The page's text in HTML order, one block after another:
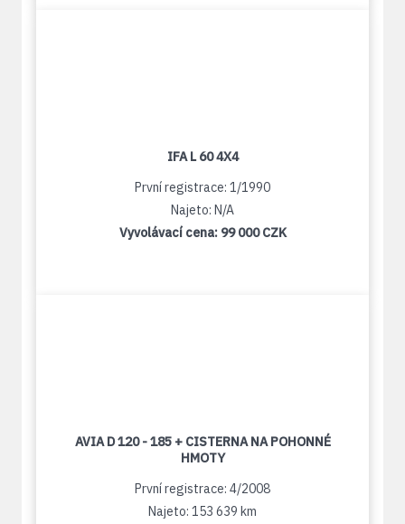
IFA L 60 4X4
První registrace: 1/1990
Najeto: N/A
Vyvolávací cena: 99 000 CZK
AVIA D 120 - 185 + CISTERNA NA POHONNÉ
HMOTY
První registrace: 4/2008
Najeto: 153 639 km